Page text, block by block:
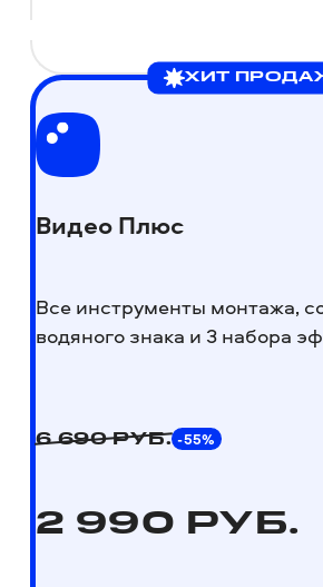
ХИТ
Видео Плюс
Все инструменты монтажа,
водяного знака и 3 набора
6 690РУБ. -55%
2 990 РУБ.